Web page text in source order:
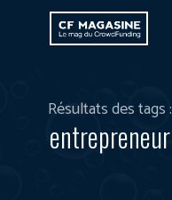
Résultats des tags :
entrepreneur